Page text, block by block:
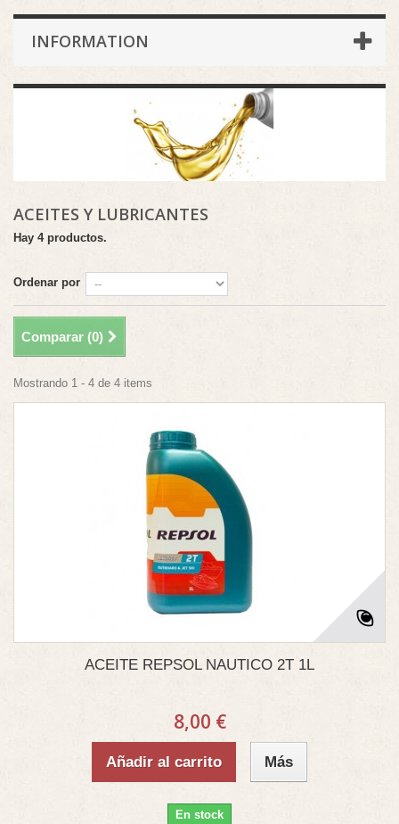
INFORMATION
ACEITES Y LUBRICANTES
Hay 4 productos.
Ordenar por
Comparar (0)
Mostrando 1 - 4 de 4 items
ACEITE REPSOL NAUTICO 2T 1L
8,00 €
Añadir al carrito Más
En stock